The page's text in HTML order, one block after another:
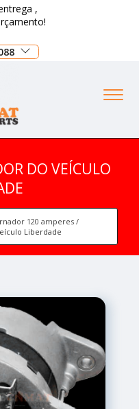
,
DO VEÍCULO
120 amperes
Liberdade